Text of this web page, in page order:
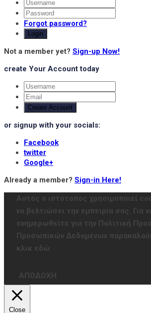
Forgot password?
Login
Not a member yet? Sign-up Now!
create Your Account today
Create Account
or signup with your socials:
Facebook
twitter
Google+
Already a member? Sign-in Here!
Αυτός ο ιστότοπος χρησιμοποιεί
να βελτιώσει την εμπειρία σας. Για
ενημερωθείτε για την Πολιτική
Προσωπικών Δεδομένων
κλικ εδώ:
ΑΠΟΔΟΧΗ
Close